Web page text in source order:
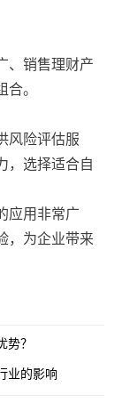
、销售理财产
。
风险评估服
，选择适合自
应用非常广
，为企业带来
势？
业的影响